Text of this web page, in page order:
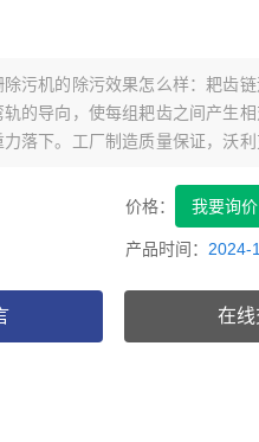
污机的除污效果怎么样：耙齿
的导向，使每组耙齿之间产生
落下。工厂制造质量保证，沃
价格： 我要询价
产品时间： 2024-
在线